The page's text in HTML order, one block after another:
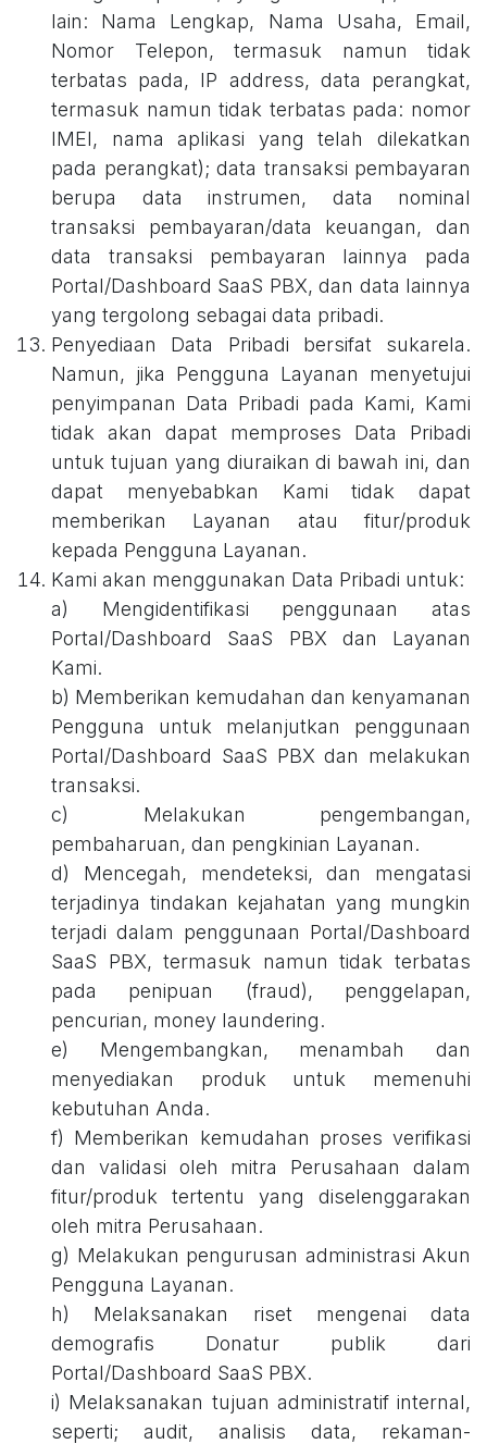
lain: Nama Lengkap, Nama Usaha, Email,
Nomor Telepon, termasuk namun tidak
terbatas pada, IP address, data perangkat,
termasuk namun tidak terbatas pada: nomor
IMEI, nama aplikasi yang telah dilekatkan
pada perangkat); data transaksi pembayaran
berupa data instrumen, data nominal
transaksi pembayaran/data keuangan, dan
data transaksi pembayaran lainnya pada
Portal/Dashboard SaaS PBX, dan data lainnya
yang tergolong sebagai data pribadi.
Penyediaan Data Pribadi bersifat sukarela.
Namun, jika Pengguna Layanan menyetujui
penyimpanan Data Pribadi pada Kami, Kami
tidak akan dapat memproses Data Pribadi
untuk tujuan yang diuraikan di bawah ini, dan
dapat menyebabkan Kami tidak dapat
memberikan Layanan atau fitur/produk
kepada Pengguna Layanan.
Kami akan menggunakan Data Pribadi untuk:
a) Mengidentifikasi penggunaan atas
Portal/Dashboard SaaS PBX dan Layanan
Kami.
b) Memberikan kemudahan dan kenyamanan
Pengguna untuk melanjutkan penggunaan
Portal/Dashboard SaaS PBX dan melakukan
transaksi.
c) Melakukan pengembangan,
pembaharuan, dan pengkinian Layanan.
d) Mencegah, mendeteksi, dan mengatasi
terjadinya tindakan kejahatan yang mungkin
terjadi dalam penggunaan Portal/Dashboard
SaaS PBX, termasuk namun tidak terbatas
pada penipuan (fraud), penggelapan,
pencurian, money laundering.
e) Mengembangkan, menambah dan
menyediakan produk untuk memenuhi
kebutuhan Anda.
f) Memberikan kemudahan proses verifikasi
dan validasi oleh mitra Perusahaan dalam
fitur/produk tertentu yang diselenggarakan
oleh mitra Perusahaan.
g) Melakukan pengurusan administrasi Akun
Pengguna Layanan.
h) Melaksanakan riset mengenai data
demografis Donatur publik dari
Portal/Dashboard SaaS PBX.
i) Melaksanakan tujuan administratif internal,
seperti; audit, analisis data, rekaman-